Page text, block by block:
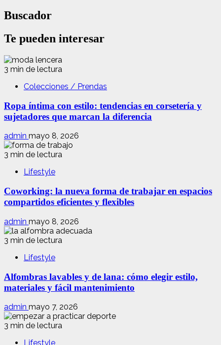
Buscador
Te pueden interesar
3 min de lectura
Colecciones / Prendas
Ropa íntima con estilo: tendencias en corsetería y
sujetadores que marcan la diferencia
admin mayo 8, 2026
3 min de lectura
Lifestyle
Coworking: la nueva forma de trabajar en espacios
compartidos eficientes y flexibles
admin mayo 8, 2026
3 min de lectura
Lifestyle
Alfombras lavables y de lana: cómo elegir estilo,
materiales y fácil mantenimiento
admin mayo 7, 2026
3 min de lectura
Lifestyle